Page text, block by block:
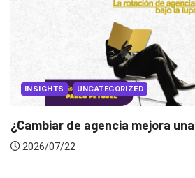
INSIGHTS